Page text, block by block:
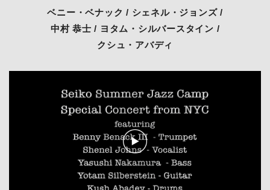
ベニー・ベナック / シェネル・ジョンズ /
中村 恭士 / ヨタム・シルバースタイン /
クシュ・アバディ